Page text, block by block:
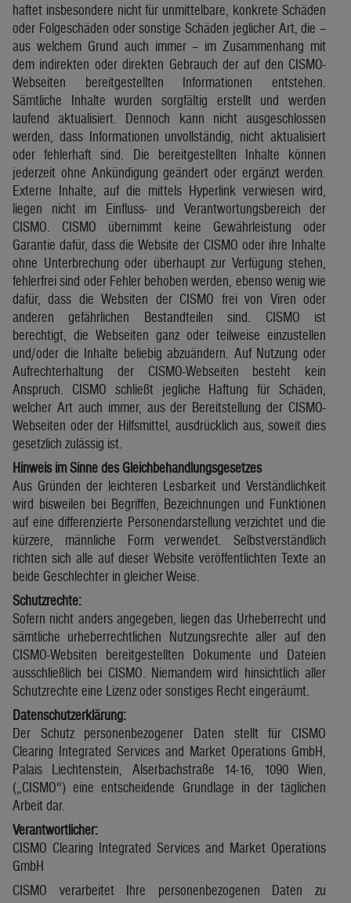
haftet insbesondere nicht für unmittelbare, konkrete Schäden
oder Folgeschäden oder sonstige Schäden jeglicher Art, die –
aus welchem Grund auch immer – im Zusammenhang mit
dem indirekten oder direkten Gebrauch der auf den CISMO-
Webseiten bereitgestellten Informationen entstehen.
Sämtliche Inhalte wurden sorgfältig erstellt und werden
laufend aktualisiert. Dennoch kann nicht ausgeschlossen
werden, dass Informationen unvollständig, nicht aktualisiert
oder fehlerhaft sind. Die bereitgestellten Inhalte können
jederzeit ohne Ankündigung geändert oder ergänzt werden.
Externe Inhalte, auf die mittels Hyperlink verwiesen wird,
liegen nicht im Einfluss- und Verantwortungsbereich der
CISMO. CISMO übernimmt keine Gewährleistung oder
Garantie dafür, dass die Website der CISMO oder ihre Inhalte
ohne Unterbrechung oder überhaupt zur Verfügung stehen,
fehlerfrei sind oder Fehler behoben werden, ebenso wenig wie
dafür, dass die Websiten der CISMO frei von Viren oder
anderen gefährlichen Bestandteilen sind. CISMO ist
berechtigt, die Webseiten ganz oder teilweise einzustellen
und/oder die Inhalte beliebig abzuändern. Auf Nutzung oder
Aufrechterhaltung der CISMO-Webseiten besteht kein
Anspruch. CISMO schließt jegliche Haftung für Schäden,
welcher Art auch immer, aus der Bereitstellung der CISMO-
Webseiten oder der Hilfsmittel, ausdrücklich aus, soweit dies
gesetzlich zulässig ist.
Hinweis im Sinne des Gleichbehandlungsgesetzes
Aus Gründen der leichteren Lesbarkeit und Verständlichkeit
wird bisweilen bei Begriffen, Bezeichnungen und Funktionen
auf eine differenzierte Personendarstellung verzichtet und die
kürzere, männliche Form verwendet. Selbstverständlich
richten sich alle auf dieser Website veröffentlichten Texte an
beide Geschlechter in gleicher Weise.
Schutzrechte:
Sofern nicht anders angegeben, liegen das Urheberrecht und
sämtliche urheberrechtlichen Nutzungsrechte aller auf den
CISMO-Websiten bereitgestellten Dokumente und Dateien
ausschließlich bei CISMO. Niemandem wird hinsichtlich aller
Schutzrechte eine Lizenz oder sonstiges Recht eingeräumt.
Datenschutzerklärung:
Der Schutz personenbezogener Daten stellt für CISMO
Clearing Integrated Services and Market Operations GmbH,
Palais Liechtenstein, Alserbachstraße 14-16, 1090 Wien,
(„CISMO“) eine entscheidende Grundlage in der täglichen
Arbeit dar.
Verantwortlicher:
CISMO Clearing Integrated Services and Market Operations
GmbH
CISMO verarbeitet Ihre personenbezogenen Daten zu